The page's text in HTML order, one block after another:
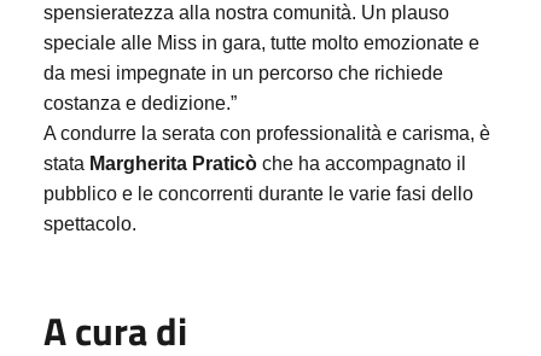
spensieratezza alla nostra comunità. Un plauso
speciale alle Miss in gara, tutte molto emozionate e
da mesi impegnate in un percorso che richiede
costanza e dedizione.”
A condurre la serata con professionalità e carisma, è
stata Margherita Praticò che ha accompagnato il
pubblico e le concorrenti durante le varie fasi dello
spettacolo.
A cura di